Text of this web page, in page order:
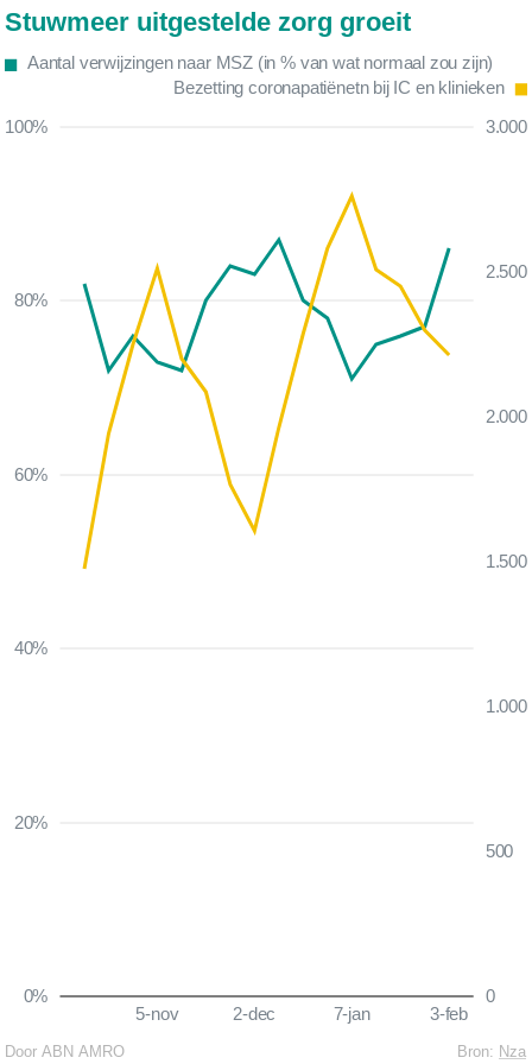
Stuwmeer uitgestelde zorg groeit
Aantal verwijzingen naar MSZ (in % van wat normaal zou zijn)
Bezetting coronapatiënetn bij IC en klinieken
3-feb
7-jan
2-dec
5-nov
0%
20%
40%
60%
80%
100%
0
500
1.000
1.500
2.000
2.500
3.000
Bron: Nza
Door ABN AMRO